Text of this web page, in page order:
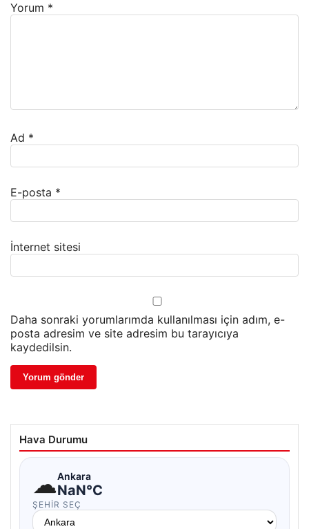
Yorum *
Ad *
E-posta *
İnternet sitesi
Daha sonraki yorumlarımda kullanılması için adım, e-
posta adresim ve site adresim bu tarayıcıya
kaydedilsin.
Hava Durumu
☁Ankara
NaN°C
ŞEHIR SEÇ